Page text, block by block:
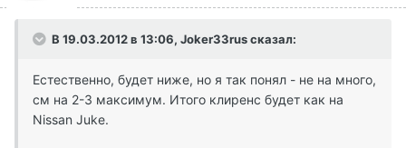
В 19.03.2012 в 13:06, Joker33rus сказал:
Естественно, будет ниже, но я так понял - не на много,
см на 2-3 максимум. Итого клиренс будет как на
Nissan Juke.